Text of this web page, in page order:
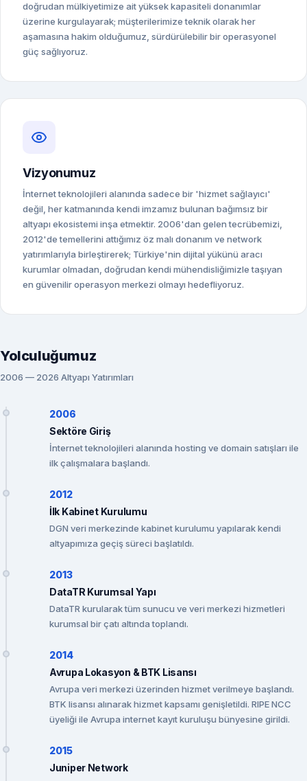
doğrudan mülkiyetimize ait yüksek kapasiteli donanımlar
üzerine kurgulayarak; müşterilerimize teknik olarak her
aşamasına hakim olduğumuz, sürdürülebilir bir operasyonel
güç sağlıyoruz.
Vizyonumuz
İnternet teknolojileri alanında sadece bir 'hizmet sağlayıcı'
değil, her katmanında kendi imzamız bulunan bağımsız bir
altyapı ekosistemi inşa etmektir. 2006'dan gelen tecrübemizi,
2012'de temellerini attığımız öz malı donanım ve network
yatırımlarıyla birleştirerek; Türkiye'nin dijital yükünü aracı
kurumlar olmadan, doğrudan kendi mühendisliğimizle taşıyan
en güvenilir operasyon merkezi olmayı hedefliyoruz.
Yolculuğumuz
2006 — 2026 Altyapı Yatırımları
2006
Sektöre Giriş
İnternet teknolojileri alanında hosting ve domain satışları ile
ilk çalışmalara başlandı.
2012
İlk Kabinet Kurulumu
DGN veri merkezinde kabinet kurulumu yapılarak kendi
altyapımıza geçiş süreci başlatıldı.
2013
DataTR Kurumsal Yapı
DataTR kurularak tüm sunucu ve veri merkezi hizmetleri
kurumsal bir çatı altında toplandı.
2014
Avrupa Lokasyon & BTK Lisansı
Avrupa veri merkezi üzerinden hizmet verilmeye başlandı.
BTK lisansı alınarak hizmet kapsamı genişletildi. RIPE NCC
üyeliği ile Avrupa internet kayıt kuruluşu bünyesine girildi.
2015
Juniper Network